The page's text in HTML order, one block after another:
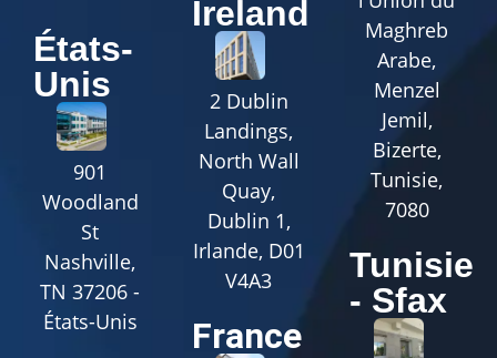
États-
Unis
901
Woodland
St
Nashville,
TN 37206 -
États-Unis
Ireland
2 Dublin
Landings,
North Wall
Quay,
Dublin 1,
Irlande, D01
V4A3
France
Maghreb
Arabe,
Menzel
Jemil,
Bizerte,
Tunisie,
7080
Tunisie
- Sfax